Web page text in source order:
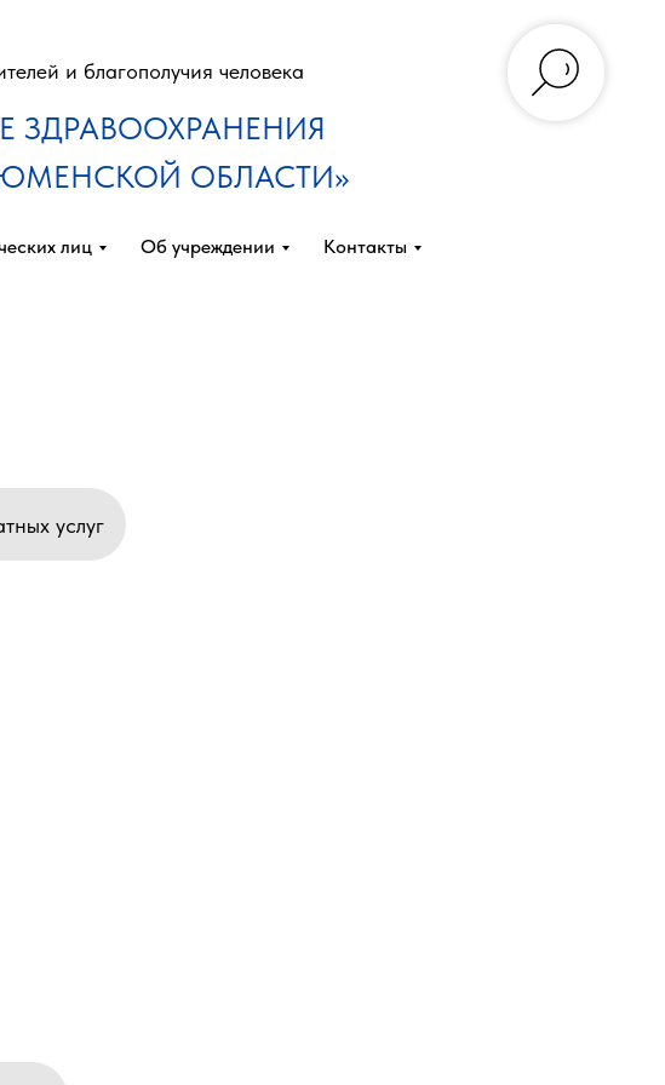
и благополучия человека
ЗДРАВООХРАНЕНИЯ
ОБЛАСТИ»
лиц Об учреждении Контакты
услуг